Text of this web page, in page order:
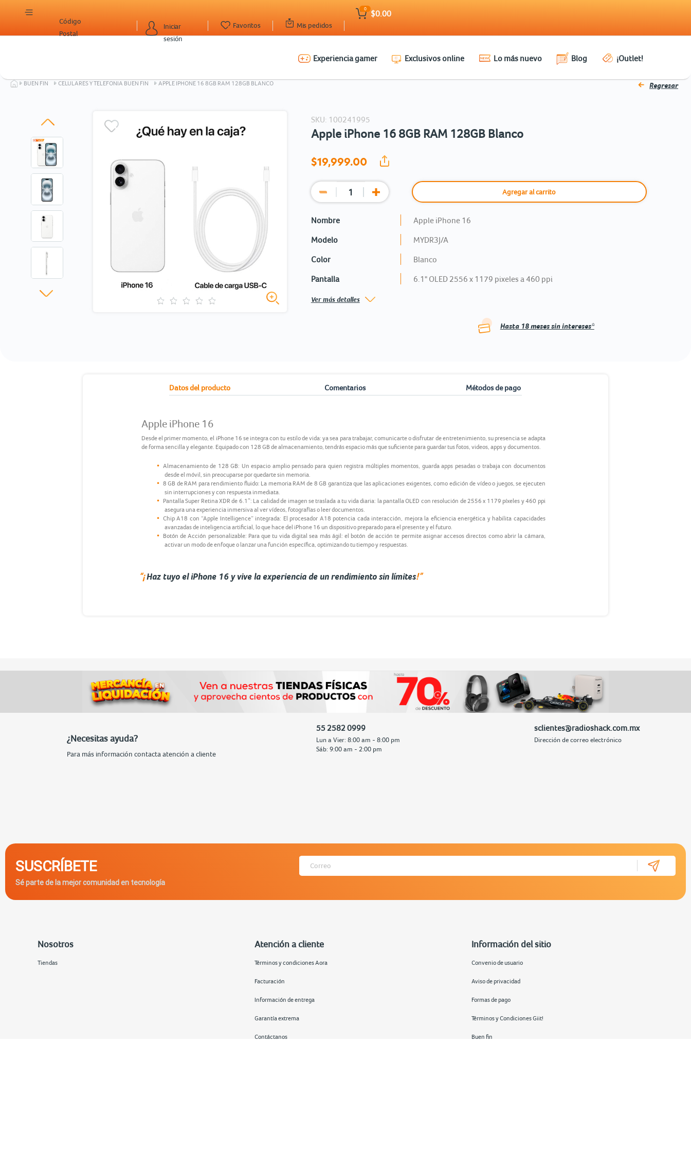
Iniciar
sesión
Código
Postal
Mis pedidos
Favoritos
0
$0.00
Experiencia gamer Exclusivos online Lo más nuevo Blog ¡Outlet!
BUEN FIN CELULARES Y TELEFONIA BUEN FIN APPLE IPHONE 16 8GB RAM 128GB BLANCO Regresar
SKU: 100241995
Apple iPhone 16 8GB RAM 128GB Blanco
$19,999.00
Agregar al carrito
Nombre Apple iPhone 16
Modelo MYDR3J/A
Color Blanco
Pantalla 6.1" OLED 2556 x 1179 pixeles a 460 ppi
Ver más detalles
Hasta 18meses sin intereses*
Ingresar Codigo Postal
current
tab:
Datos del producto Comentarios Métodos de pago
Apple iPhone 16
Desde el primer momento, el iPhone 16 se integra con tu estilo de vida: ya sea para trabajar, comunicarte o disfrutar de entretenimiento, su presencia se adapta
de forma sencilla y elegante. Equipado con 128 GB de almacenamiento, tendrás espacio más que suficiente para guardar tus fotos, videos, apps y documentos.
Almacenamiento de 128 GB: Un espacio amplio pensado para quien registra múltiples momentos, guarda apps pesadas o trabaja con documentos
desde el móvil, sin preocuparse por quedarte sin memoria.
8 GB de RAM para rendimiento fluido: La memoria RAM de 8 GB garantiza que las aplicaciones exigentes, como edición de vídeo o juegos, se ejecuten
sin interrupciones y con respuesta inmediata.
Pantalla Super Retina XDR de 6.1″: La calidad de imagen se traslada a tu vida diaria: la pantalla OLED con resolución de 2556 x 1179 píxeles y 460 ppi
asegura una experiencia inmersiva al ver vídeos, fotografías o leer documentos.
Chip A18 con “Apple Intelligence” integrada: El procesador A18 potencia cada interacción, mejora la eficiencia energética y habilita capacidades
avanzadas de inteligencia artificial, lo que hace del iPhone 16 un dispositivo preparado para el presente y el futuro.
Botón de Acción personalizable: Para que tu vida digital sea más ágil: el botón de acción te permite asignar accesos directos como abrir la cámara,
activar un modo de enfoque o lanzar una función específica, optimizando tu tiempo y respuestas.
“¡Haz tuyo el iPhone 16 y vive la experiencia de un rendimiento sin límites!”
¿Necesitas ayuda?
Para más información contacta atención a cliente
55 2582 0999
Lun a Vier: 8:00 am - 8:00 pm
Sáb: 9:00 am - 2:00 pm
sclientes@radioshack.com.mx
Dirección de correo electrónico
SUSCRÍBETE
Sé parte de la mejor comunidad en tecnología
Nosotros
Tiendas
Atención a cliente
Términos y condiciones Aora
Facturación
Información de entrega
Garantía extrema
Contáctanos
Información del sitio
Convenio de usuario
Aviso de privacidad
Formas de pago
Términos y Condiciones Giit!
Buen fin